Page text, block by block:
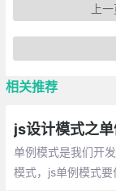
上
相关推荐
单例模式是我们开
模式，js单例模式